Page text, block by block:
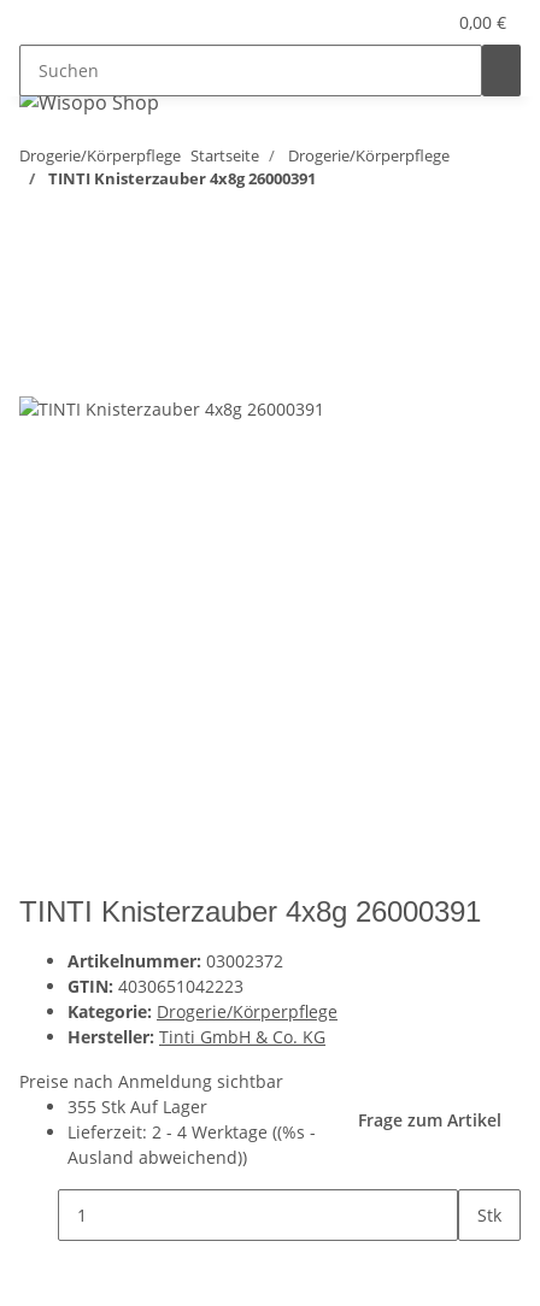
0,00 €
Drogerie/Körperpflege Startseite
Drogerie/Körperpflege
TINTI Knisterzauber 4x8g 26000391
TINTI Knisterzauber 4x8g 26000391
Artikelnummer: 03002372
GTIN: 4030651042223
Kategorie: Drogerie/Körperpflege
Hersteller: Tinti GmbH & Co. KG
Preise nach Anmeldung sichtbar
355 Stk Auf Lager
Lieferzeit: 2 - 4 Werktage ((%s -
Ausland abweichend))
Frage zum Artikel
Stk